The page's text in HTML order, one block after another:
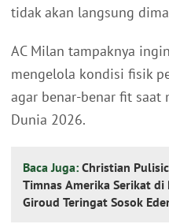
tidak akan langsung
AC Milan tampaknya
mengelola kondisi fisik
agar benar-benar fit saat
Dunia 2026.
Baca Juga: Christian
Timnas Amerika Serikat
Giroud Teringat Sosok